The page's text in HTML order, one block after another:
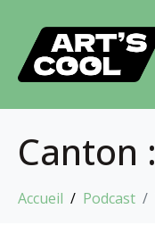
Canton :
Accueil Podcast